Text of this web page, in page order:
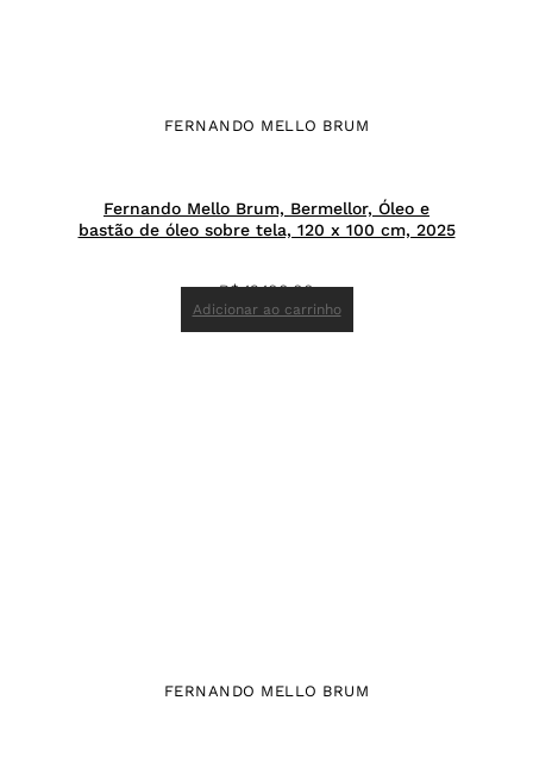
FERNANDO MELLO BRUM
Fernando Mello Brum, Bermellor, Óleo e
bastão de óleo sobre tela, 120 x 100 cm, 2025
R$12.100,00
Adicionar ao carrinho
FERNANDO MELLO BRUM